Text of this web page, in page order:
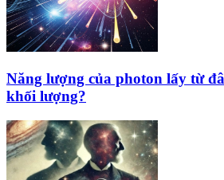
Năng lượng của photon lấy từ
khối lượng?